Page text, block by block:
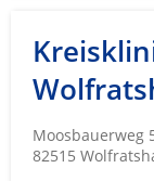
Moosbauerweg
82515